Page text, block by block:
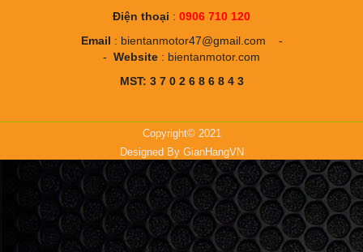
Điện thoại : 0906 710 120
Email : bientanmotor47@gmail.com -
- Website : bientanmotor.com
MST: 3 7 0 2 6 8 6 8 4 3
Copyright© 2021
Designed By GianHangVN